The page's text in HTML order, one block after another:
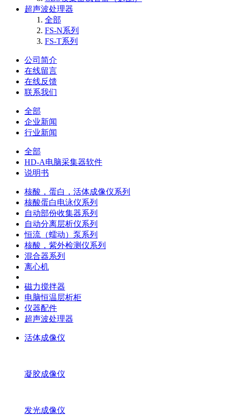
超声波处理器
全部
FS-N系列
FS-T系列
公司简介
在线留言
在线反馈
联系我们
全部
企业新闻
行业新闻
全部
HD-A电脑采集器软件
说明书
核酸，蛋白，活体成像仪系列
核酸蛋白电泳仪系列
自动部份收集器系列
自动分离层析仪系列
恒流（蠕动）泵系列
核酸，紫外检测仪系列
混合器系列
离心机
磁力搅拌器
电脑恒温层析柜
仪器配件
超声波处理器
活体成像仪
凝胶成像仪
发光成像仪